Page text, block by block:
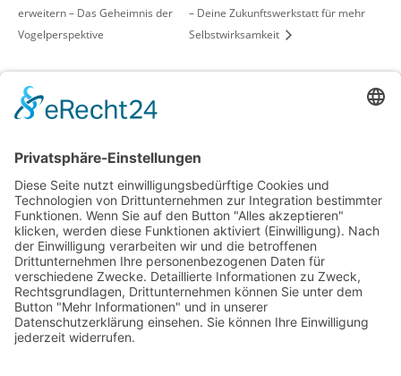
erweitern – Das Geheimnis der
Vogelperspektive
– Deine Zukunftswerkstatt für mehr
Selbstwirksamkeit
Copyright © 2026 Alle Rechte vorbehalten.
Schierlicht
Startseite
Über Uns
Feedback
Kontakt
Kurse & Infos
Kurse
Inhalte